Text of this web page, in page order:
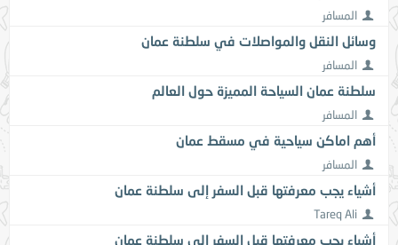
المسافر
وسائل النقل والمواصلات في سلطنة عمان
المسافر
سلطنة عمان السياحة المميزة حول العالم
المسافر
أهم اماكن سياحية في مسقط عمان
المسافر
أشياء يجب معرفتها قبل السفر إلى سلطنة عمان
Tareq Ali
أشياء يجب معرفتها قبل السفر إلى سلطنة عمان